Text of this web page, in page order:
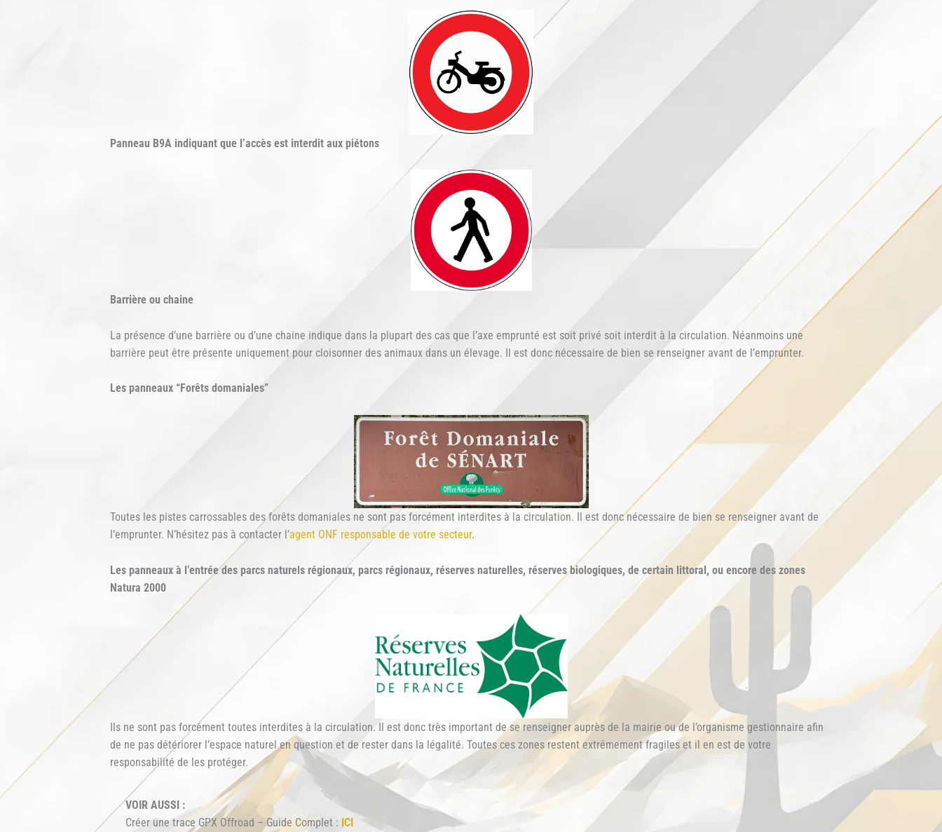
Panneau B9A indiquant que l’accès est interdit aux piétons
Barrière ou chaine
La présence d’une barrière ou d’une chaine indique dans la plupart des cas que l’axe emprunté est soit privé soit interdit à la circulation. Néanmoins une
barrière peut être présente uniquement pour cloisonner des animaux dans un élevage. Il est donc nécessaire de bien se renseigner avant de l’emprunter.
Les panneaux “Forêts domaniales”
Toutes les pistes carrossables des forêts domaniales ne sont pas forcément interdites à la circulation. Il est donc nécessaire de bien se renseigner avant de
l’emprunter. N’hésitez pas à contacter l’agent ONF responsable de votre secteur.
Les panneaux à l’entrée des parcs naturels régionaux, parcs régionaux, réserves naturelles, réserves biologiques, de certain littoral, ou encore des zones
Natura 2000
Ils ne sont pas forcément toutes interdites à la circulation. Il est donc très important de se renseigner auprès de la mairie ou de l’organisme gestionnaire afin
de ne pas détériorer l’espace naturel en question et de rester dans la légalité. Toutes ces zones restent extrêmement fragiles et il en est de votre
responsabilité de les protéger.
VOIR AUSSI :
Créer une trace GPX Offroad – Guide Complet : ICI